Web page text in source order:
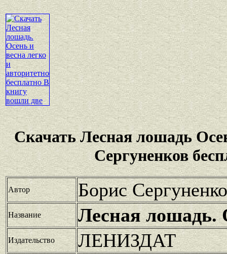
Скачать Лесная лошадь
Сергуненков
Автор Борис
Название Лесная лошадь.
Издательство ЛЕНИЗДАТ